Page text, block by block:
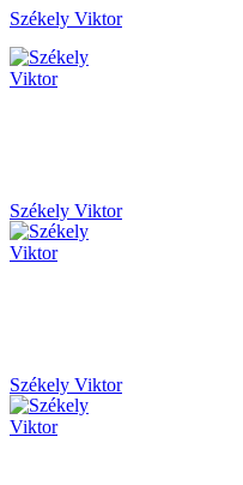
Székely Viktor
Székely Viktor
Székely Viktor